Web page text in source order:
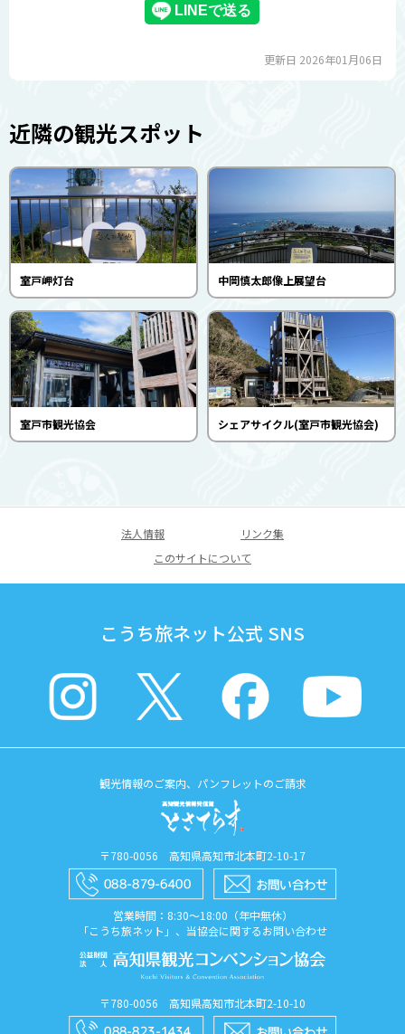
更新日 2026年01月06日
近隣の観光スポット
室戸岬灯台 中岡慎太郎像上展望台
室戸市観光協会 シェアサイクル(室戸市観光協会)
法人情報
リンク集
このサイトについて
こうち旅ネット公式 SNS
観光情報のご案内、パンフレットのご請求
〒780-0056 高知県高知市北本町2-10-17
営業時間：8:30〜18:00（年中無休）
「こうち旅ネット」、当協会に関するお問い合わせ
〒780-0056 高知県高知市北本町2-10-10